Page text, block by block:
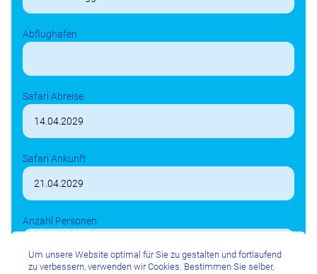
Abflughafen
Safari Abreise
Safari Ankunft
Anzahl Personen
Um unsere Website optimal für Sie zu gestalten und fortlaufend
zu verbessern, verwenden wir Cookies. Bestimmen Sie selber,